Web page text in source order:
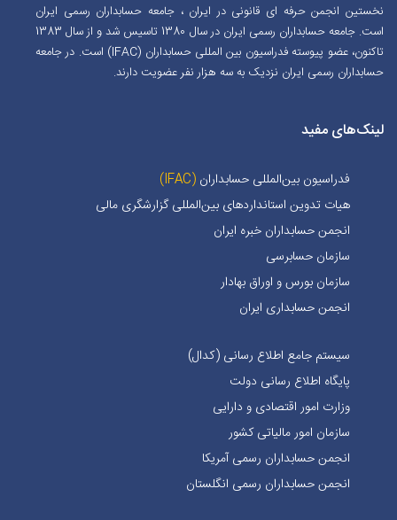
نخستین انجمن حرفه ای قانونی در ایران ، جامعه حسابداران رسمی ایران
است. جامعه حسابداران رسمی ایران در سال 1380 تاسیس شد و از سال 1383
تاکنون، عضو پیوسته فدراسیون بین المللی حسابداران (IFAC) است. در جامعه
حسابداران رسمی ایران نزدیک به سه هزار نفر عضویت دارند.
لینک‌های مفید
فدراسیون بین‌المللی حسابداران (IFAC)
هیات تدوین استانداردهای بین‌المللی گزارشگری مالی
انجمن حسابداران خبره ايران
سازمان حسابرسی
سازمان بورس و اوراق بهادار
انجمن حسابداری ایران
سیستم جامع اطلاع رسانی (کدال)
پایگاه اطلاع رسانی دولت
وزارت امور اقتصادی و دارایی
سازمان امور مالیاتی کشور
انجمن حسابداران رسمی آمریکا
انجمن حسابداران رسمی انگلستان